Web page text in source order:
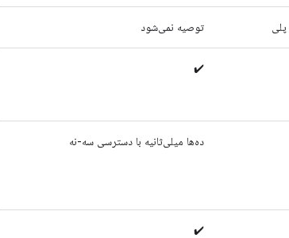
توصیه نمی‌شود
✔️
ده‌ها میلی‌ثانیه با دسترسی سه-نه
✔️